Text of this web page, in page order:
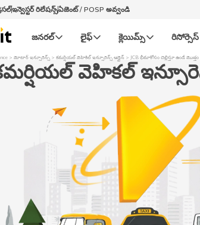
ఇన్వెస్టర్ రిలేషన్స్ఏజెంట్ / POSP అవ్వండి
జనరల్‌ లైఫ్‌ క్లెయిమ్స్‌ రిసోర్సెస్‌
మోటార్​ ఇన్సూరెన్స్ కమర్షియల్ వెహికిల్ ఇన్సూరెన్స్ ఆన్లైన్ JCB భీమాకోసం చెల్లిస్తూ ఉండే మొత్తం
వెహికల్